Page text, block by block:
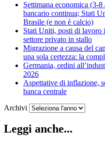
Settimana economica (3-
bancario continua; Stati
Brasile (e non è calcio)
Stati Uniti, posti di lavoro
settore privato in stallo
Migrazione a causa del
una sola certezza: la
Germania, ordini
2026
Aspettative di inflazione,
banca centrale
Archivi
Leggi anche...